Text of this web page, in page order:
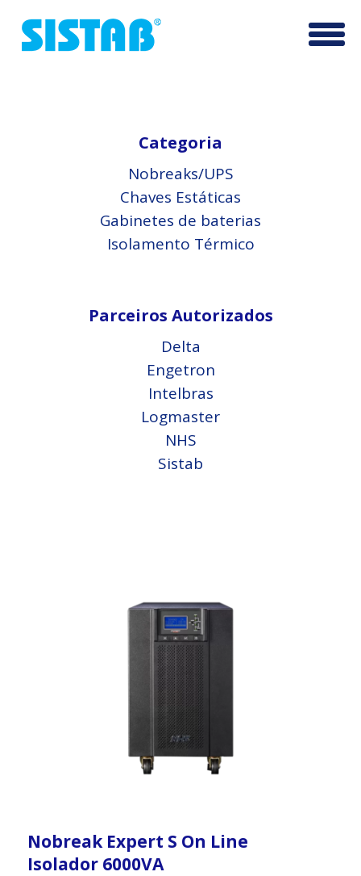
Pular
para
o
Categoria
Nobreaks/UPS
Chaves Estáticas
Gabinetes de baterias
Isolamento Térmico
Parceiros Autorizados
Delta
Engetron
Intelbras
Logmaster
NHS
Sistab
Nobreak Expert S On Line
Isolador 6000VA